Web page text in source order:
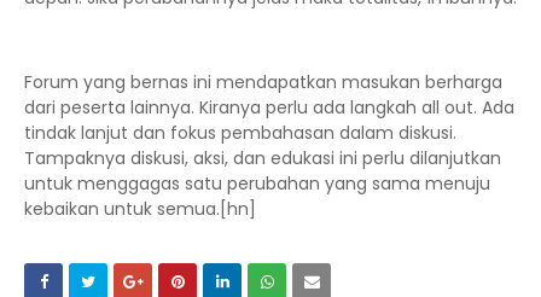
Forum yang bernas ini mendapatkan masukan berharga
dari peserta lainnya. Kiranya perlu ada langkah all out. Ada
tindak lanjut dan fokus pembahasan dalam diskusi.
Tampaknya diskusi, aksi, dan edukasi ini perlu dilanjutkan
untuk menggagas satu perubahan yang sama menuju
kebaikan untuk semua.[hn]